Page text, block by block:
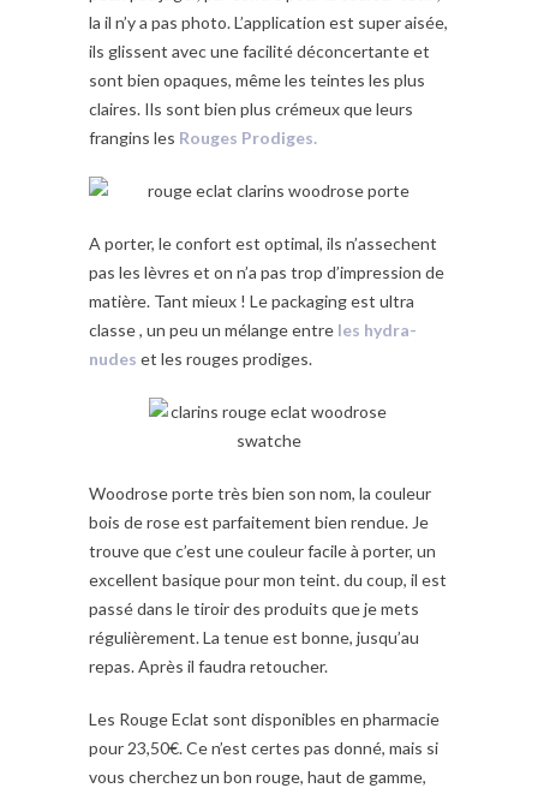
la il n’y a pas photo. L’application est super aisée,
ils glissent avec une facilité déconcertante et
sont bien opaques, même les teintes les plus
claires. Ils sont bien plus crémeux que leurs
frangins les Rouges Prodiges.
A porter, le confort est optimal, ils n’assechent
pas les lèvres et on n’a pas trop d’impression de
matière. Tant mieux ! Le packaging est ultra
classe , un peu un mélange entre les hydra-
nudes et les rouges prodiges.
Woodrose porte très bien son nom, la couleur
bois de rose est parfaitement bien rendue. Je
trouve que c’est une couleur facile à porter, un
excellent basique pour mon teint. du coup, il est
passé dans le tiroir des produits que je mets
régulièrement. La tenue est bonne, jusqu’au
repas. Après il faudra retoucher.
Les Rouge Eclat sont disponibles en pharmacie
pour 23,50€. Ce n’est certes pas donné, mais si
vous cherchez un bon rouge, haut de gamme,